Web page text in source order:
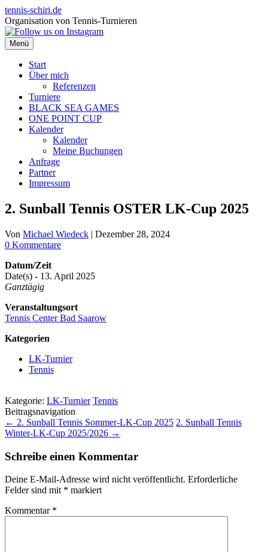
Zum
Inhalt
springen
tennis-schiri.de
Organisation von Tennis-Turnieren
Menü
Start
Über mich
Referenzen
Turniere
BLACK SEA GAMES
ONE POINT CUP
Kalender
Kalender
Meine Buchungen
Anfrage
Partner
Impressum
2. Sunball Tennis OSTER LK-Cup 2025
Von Michael Wiedeck | Dezember 28, 2024
0 Kommentare
Datum/Zeit
Date(s) - 13. April 2025
Ganztägig
Veranstaltungsort
Tennis Center Bad Saarow
Kategorien
LK-Turnier
Tennis
Kategorie: LK-Turnier Tennis
Beitragsnavigation
← 2. Sunball Tennis Sommer-LK-Cup 2025 2. Sunball Tennis
Winter-LK-Cup 2025/2026 →
Schreibe einen Kommentar
Deine E-Mail-Adresse wird nicht veröffentlicht. Erforderliche
Felder sind mit * markiert
Kommentar *